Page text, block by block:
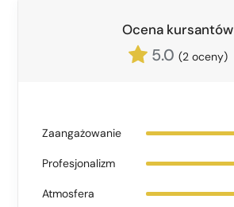
Ocena kursantów
5.0 (2 oceny)
Zaangażowanie
Profesjonalizm
Atmosfera